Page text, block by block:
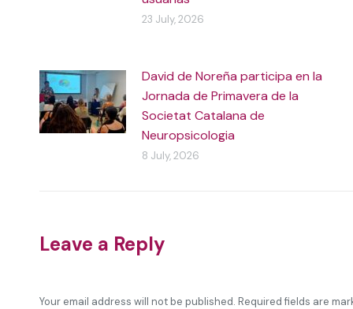
23 July, 2026
David de Noreña participa en la
Jornada de Primavera de la
Societat Catalana de
Neuropsicologia
8 July, 2026
Leave a Reply
Your email address will not be published. Required fields are